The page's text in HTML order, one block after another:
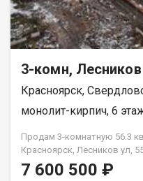
3-комн,
Красноярск,
монолит-кирпич, 6
Продам 3-комнатную 56.3
Красноярск, Лесников ул,
ЗАСТРОЙЩИКА
7 600 500 ₽